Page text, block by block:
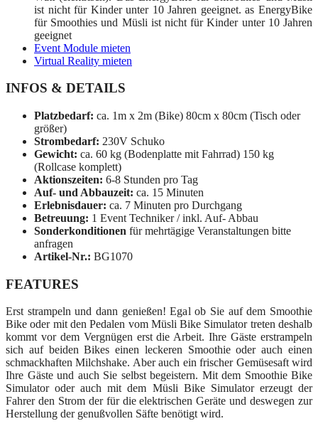
ist nicht für Kinder unter 10 Jahren geeignet. as EnergyBike
für Smoothies und Müsli ist nicht für Kinder unter 10 Jahren
geeignet
Event Module mieten
Virtual Reality mieten
INFOS & DETAILS
Platzbedarf: ca. 1m x 2m (Bike) 80cm x 80cm (Tisch oder
größer)
Strombedarf: 230V Schuko
Gewicht: ca. 60 kg (Bodenplatte mit Fahrrad) 150 kg
(Rollcase komplett)
Aktionszeiten: 6-8 Stunden pro Tag
Auf- und Abbauzeit: ca. 15 Minuten
Erlebnisdauer: ca. 7 Minuten pro Durchgang
Betreuung: 1 Event Techniker / inkl. Auf- Abbau
Sonderkonditionen für mehrtägige Veranstaltungen bitte
anfragen
Artikel-Nr.: BG1070
FEATURES
Erst strampeln und dann genießen! Egal ob Sie auf dem Smoothie
Bike oder mit den Pedalen vom Müsli Bike Simulator treten deshalb
kommt vor dem Vergnügen erst die Arbeit. Ihre Gäste erstrampeln
sich auf beiden Bikes einen leckeren Smoothie oder auch einen
schmackhaften Milchshake. Aber auch ein frischer Gemüsesaft wird
Ihre Gäste und auch Sie selbst begeistern. Mit dem Smoothie Bike
Simulator oder auch mit dem Müsli Bike Simulator erzeugt der
Fahrer den Strom der für die elektrischen Geräte und deswegen zur
Herstellung der genußvollen Säfte benötigt wird.